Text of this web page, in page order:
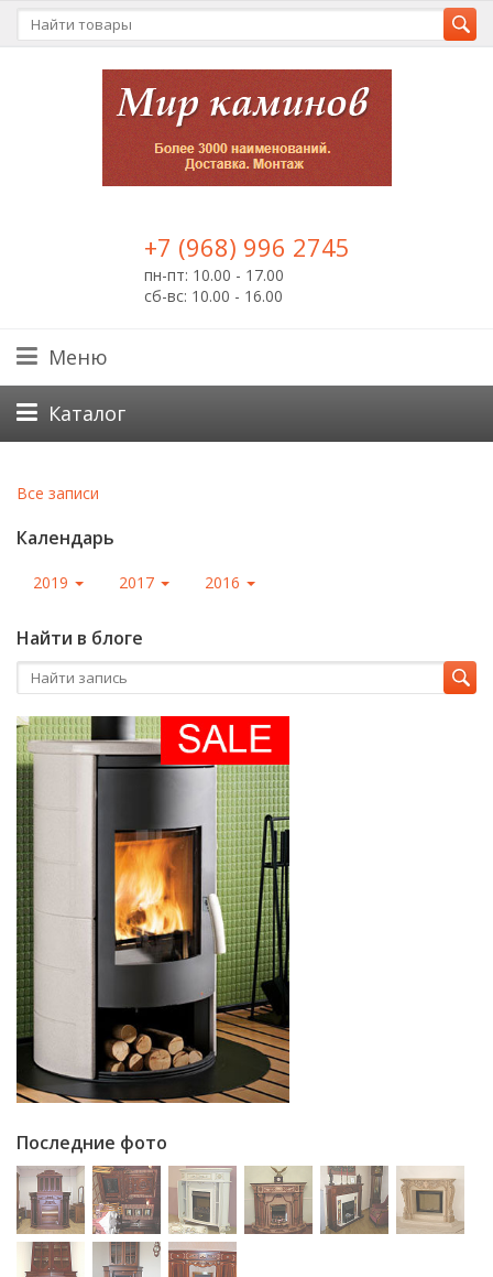
+7 (968) 996 2745
пн-пт: 10.00 - 17.00
сб-вс: 10.00 - 16.00
Меню
Каталог
Все записи
Календарь
2019 2017 2016
Найти в блоге
Последние фото